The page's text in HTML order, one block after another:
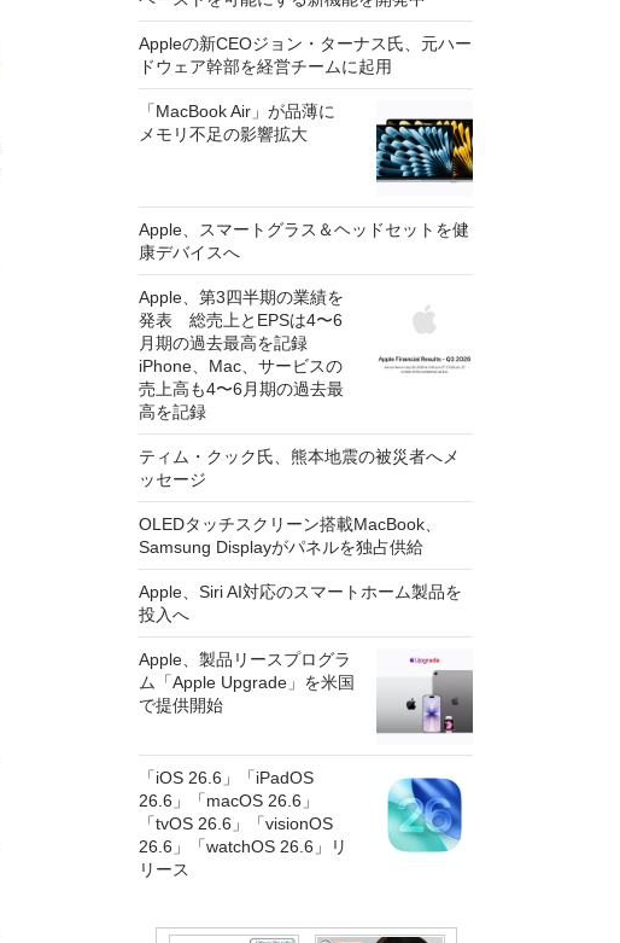
Appleの新CEOジョン・ターナス氏、元ハー
ドウェア幹部を経営チームに起用
「MacBook Air」が品薄に
メモリ不足の影響拡大
Apple、スマートグラス＆ヘッドセットを健
康デバイスへ
Apple、第3四半期の業績を
発表 総売上とEPSは4〜6
月期の過去最高を記録
iPhone、Mac、サービスの
売上高も4〜6月期の過去最
高を記録
ティム・クック氏、熊本地震の被災者へメ
ッセージ
OLEDタッチスクリーン搭載MacBook、
Samsung Displayがパネルを独占供給
Apple、Siri AI対応のスマートホーム製品を
投入へ
Apple、製品リースプログラ
ム「Apple Upgrade」を米国
で提供開始
「iOS 26.6」「iPadOS
26.6」「macOS 26.6」
「tvOS 26.6」「visionOS
26.6」「watchOS 26.6」リ
リース